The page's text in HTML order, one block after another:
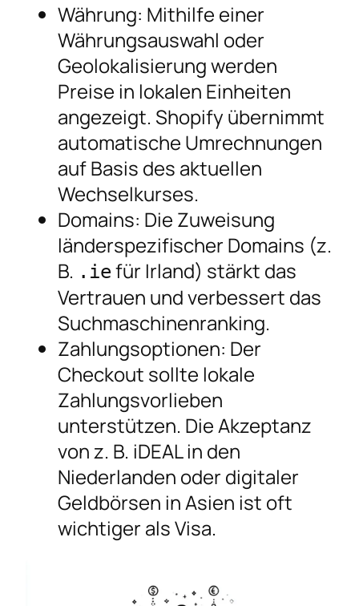
Währung: Mithilfe einer
Währungsauswahl oder
Geolokalisierung werden
Preise in lokalen Einheiten
angezeigt. Shopify übernimmt
automatische Umrechnungen
auf Basis des aktuellen
Wechselkurses.
Domains: Die Zuweisung
länderspezifischer Domains (z.
B. .ie für Irland) stärkt das
Vertrauen und verbessert das
Suchmaschinenranking.
Zahlungsoptionen: Der
Checkout sollte lokale
Zahlungsvorlieben
unterstützen. Die Akzeptanz
von z. B. iDEAL in den
Niederlanden oder digitaler
Geldbörsen in Asien ist oft
wichtiger als Visa.